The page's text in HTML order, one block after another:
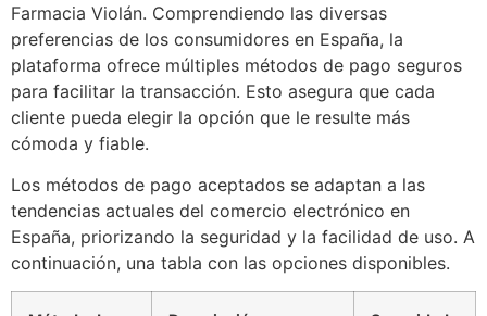
Farmacia Violán. Comprendiendo las diversas
preferencias de los consumidores en España, la
plataforma ofrece múltiples métodos de pago seguros
para facilitar la transacción. Esto asegura que cada
cliente pueda elegir la opción que le resulte más
cómoda y fiable.
Los métodos de pago aceptados se adaptan a las
tendencias actuales del comercio electrónico en
España, priorizando la seguridad y la facilidad de uso. A
continuación, una tabla con las opciones disponibles.